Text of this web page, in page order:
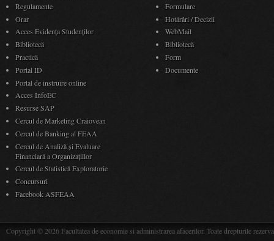
Regulamente
Orar
Acces Evidenţa Studenţilor
Bibliotecă
Practică
Portal ID
Portal de instruire online
Acces InfoEC
Resurse SAP
Cercul de Marketing Craiovean
Cercul de Banking al FEAA
Cercul de Analiză și Evaluare
Financiară a Organizațiilor
Cercul de Statistică Exploratorie
Concursuri
Facebook ASFEAA
Formulare
Hotărâri / Decizii
WebMail
Bibliotecă
Form
Documente
Copyright © 2026 Facultatea de economie si administrarea afacerilor. Toate drepturile